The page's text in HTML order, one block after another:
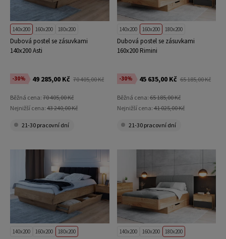
140x200 160x200 180x200
Dubová postel se zásuvkami
140x200 Asti
-30% 49 285,00 Kč 70 405,00 Kč
Běžná cena: 70 405,00 Kč
Nejnižší cena: 43 240,00 Kč
21-30 pracovní dní
140x200 160x200 180x200
Dubová postel se zásuvkami
160x200 Rimini
-30% 45 635,00 Kč 65 185,00 Kč
Běžná cena:65 185,00 Kč
Nejnižší cena:41 025,00 Kč
21-30 pracovní dní
140x200 160x200 180x200 140x200 160x200 180x200